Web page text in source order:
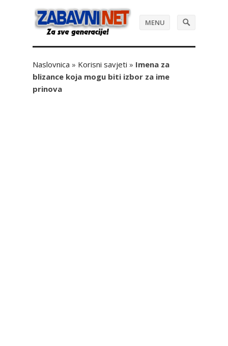
MENU
Naslovnica » Korisni savjeti » Imena za
blizance koja mogu biti izbor za ime
prinova